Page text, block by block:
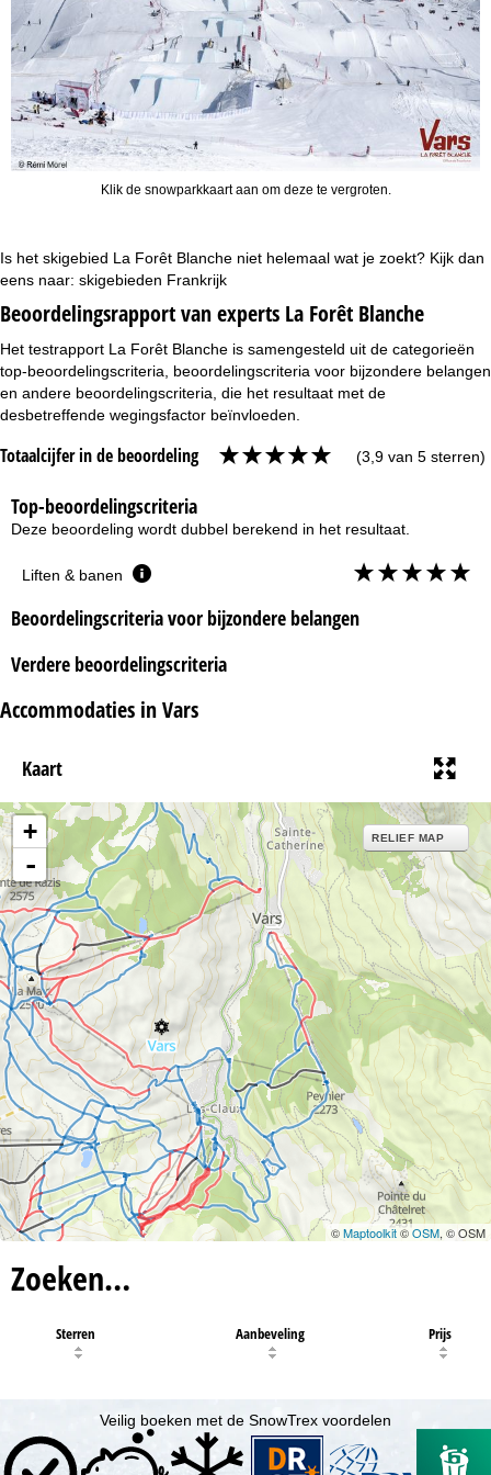
Klik de snowparkkaart aan om deze te vergroten.
Is het skigebied La Forêt Blanche niet helemaal wat je zoekt? Kijk dan
eens naar: skigebieden Frankrijk
Beoordelingsrapport van experts La Forêt Blanche
Het testrapport La Forêt Blanche is samengesteld uit de categorieën
top-beoordelingscriteria, beoordelingscriteria voor bijzondere belangen
en andere beoordelingscriteria, die het resultaat met de
desbetreffende wegingsfactor beïnvloeden.
Totaalcijfer in de beoordeling (3,9 van 5 sterren)
Top-beoordelingscriteria
Deze beoordeling wordt dubbel berekend in het resultaat.
Liften & banen
Beoordelingscriteria voor bijzondere belangen
Verdere beoordelingscriteria
Accommodaties in Vars
Kaart
+
-
RELIEF MAP
©Maptoolkit©OSM, © OSM
Zoeken…
Sterren Aanbeveling Prijs
Veilig boeken met de SnowTrex voordelen